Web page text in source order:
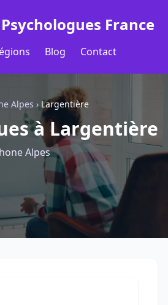
France
Blog Contact
Alpes › Largentière
à Largentière
Alpes